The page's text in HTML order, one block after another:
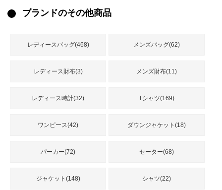
製
ブランドのその他商品
レディースバッグ(468) メンズバッグ(62)
レディース財布(3) メンズ財布(11)
レディース時計(32) Tシャツ(169)
ワンピース(42) ダウンジャケット(18)
パーカー(72) セーター(68)
ジャケット(148) シャツ(22)